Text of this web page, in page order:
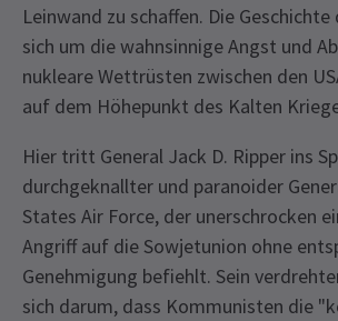
Leinwand zu schaffen. Die
sich um die wahnsinnige Angst und
nukleare Wettrüsten zwischen den
auf dem Höhepunkt des Kalten
Hier tritt General Jack D. Ripper ins
durchgeknallter und paranoider
States Air Force, der unerschrocken
Angriff auf die Sowjetunion ohne
Genehmigung befiehlt. Sein
sich darum, dass Kommunisten die